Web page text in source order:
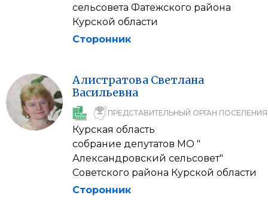
сельсовета Фатежского района
Курской области
Сторонник
Алистратова Светлана
Васильевна
ПРЕДСТАВИТЕЛЬНЫЙ ОРГАН ПОСЕЛЕНИЯ
Курская область
собрание депутатов МО "
Александровский сельсовет"
Советского района Курской области
Сторонник